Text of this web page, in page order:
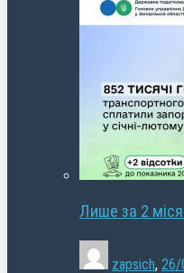
Лише за 2
zapsich, 26/